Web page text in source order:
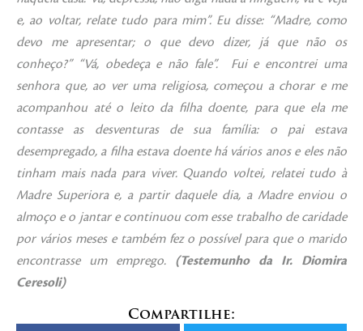
e, ao voltar, relate tudo para mim”. Eu disse: “Madre, como
devo me apresentar; o que devo dizer, já que não os
conheço?” “Vá, obedeça e não fale”. Fui e encontrei uma
senhora que, ao ver uma religiosa, começou a chorar e me
acompanhou até o leito da filha doente, para que ela me
contasse as desventuras de sua família: o pai estava
desempregado, a filha estava doente há vários anos e eles não
tinham mais nada para viver. Quando voltei, relatei tudo à
Madre Superiora e, a partir daquele dia, a Madre enviou o
almoço e o jantar e continuou com esse trabalho de caridade
por vários meses e também fez o possível para que o marido
encontrasse um emprego. (Testemunho da Ir. Diomira
Ceresoli)
Compartilhe: